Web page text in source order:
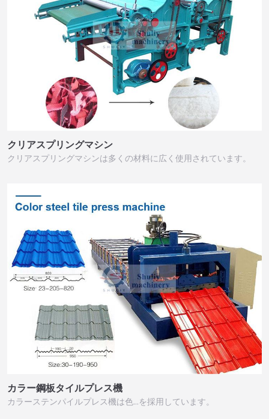
クリアスプリングマシン
クリアスプリングマシンは多くの材料に広く使用されています。
カラー鋼板タイルプレス機
カラーステンパイルプレス機は色…を採用しています。